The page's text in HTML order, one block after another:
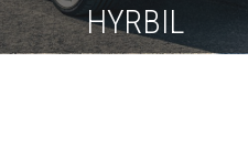
HYRBIL